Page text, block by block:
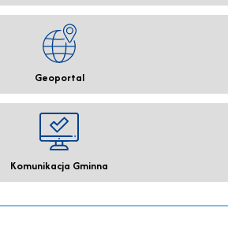
Geoportal
Komunikacja Gminna